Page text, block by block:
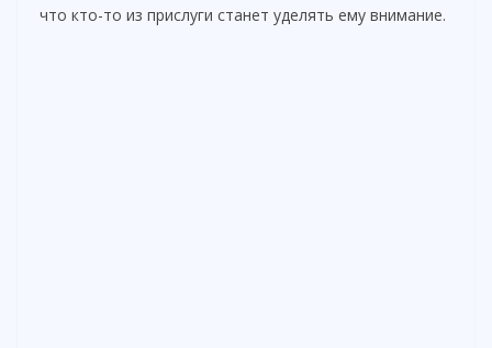
что кто-то из прислуги станет уделять ему внимание.